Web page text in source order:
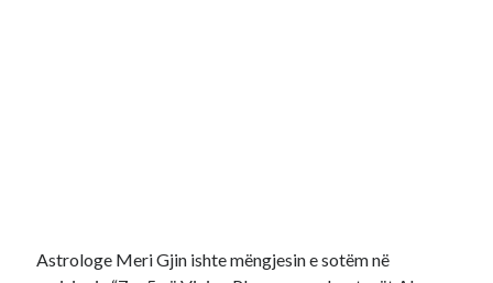
Astrologe Meri Gjin ishte mëngjesin e sotëm në